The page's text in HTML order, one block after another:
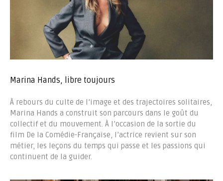
Marina Hands, libre toujours
À rebours du culte de l’image et des trajectoires solitaires,
Marina Hands a construit son parcours dans le goût du
collectif et du mouvement. À l’occasion de la sortie du
film De la Comédie-Française, l’actrice revient sur son
métier, les leçons du temps qui passe et les passions qui
continuent de la guider.